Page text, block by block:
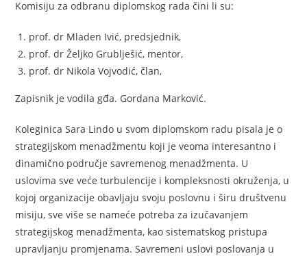
Komisiju za odbranu diplomskog rada čini li su:
prof. dr Mladen Ivić, predsjednik,
prof. dr Željko Grublješić, mentor,
prof. dr Nikola Vojvodić, član,
Zapisnik je vodila gđa. Gordana Marković.
Koleginica Sara Lindo u svom diplomskom radu pisala je o
strategijskom menadžmentu koji je veoma interesantno i
dinamično područje savremenog menadžmenta. U
uslovima sve veće turbulencije i kompleksnosti okruženja, u
kojoj organizacije obavljaju svoju poslovnu i širu društvenu
misiju, sve više se nameće potreba za izučavanjem
strategijskog menadžmenta, kao sistematskog pristupa
upravljanju promjenama. Savremeni uslovi poslovanja u